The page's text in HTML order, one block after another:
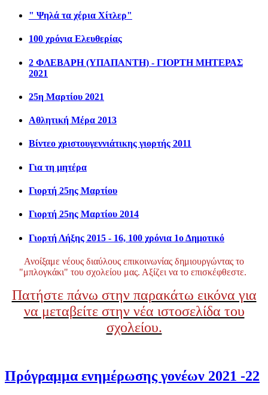
" Ψηλά τα χέρια Χίτλερ"
100 χρόνια Ελευθερίας
2 ΦΛΕΒΑΡΗ (ΥΠΑΠΑΝΤΗ) - ΓΙΟΡΤΗ ΜΗΤΕΡΑΣ
2021
25η Μαρτίου 2021
Αθλητική Μέρα 2013
Βίντεο χριστουγεννιάτικης γιορτής 2011
Για τη μητέρα
Γιορτή 25ης Μαρτίου
Γιορτή 25ης Μαρτίου 2014
Γιορτή Λήξης 2015 - 16, 100 χρόνια 1ο Δημοτικό
Ανοίξαμε νέους διαύλους επικοινωνίας δημιουργώντας το
"μπλογκάκι" του σχολείου μας. Αξίζει να το επισκέφθεστε.
Πατήστε πάνω στην παρακάτω εικόνα για
να μεταβείτε στην νέα ιστοσελίδα του
σχολείου.
Πρόγραμμα ενημέρωσης γονέων 2021 -22